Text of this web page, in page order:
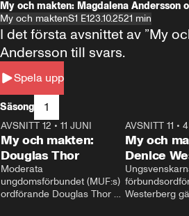
My och makten: Magdalena Andersson
My och maktenS1 E123.10.2521 min
Spela upp
I det första avsnittet av ”My
Andersson till svars.
Säsong 1
26:27
AVSNITT 12 • 11 JUNI
My och makten:
Douglas Thor
Moderata
ungdomsförbundet (MUF:s)
ordförande Douglas Thor
AVSNITT 11 •
My och
Denice
Westerberg